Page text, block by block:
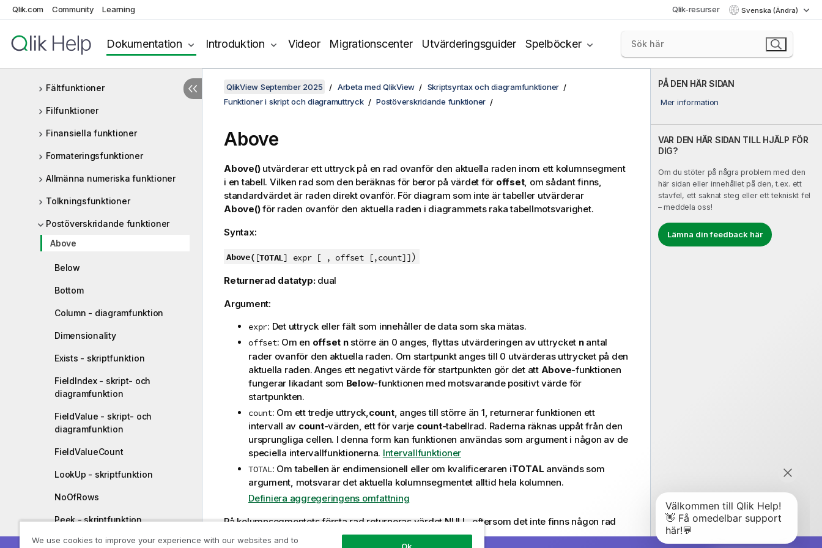
Qlik.com Community Learning Qlik-resurser Svenska (Ändra)
Dokumentation Introduktion Videor Migrationscenter Utvärderingsguider Spelböcker
Datum- och tidsfunktioner
Exponentiella och logaritmiska
Fältfunktioner
Filfunktioner
Finansiella funktioner
Formateringsfunktioner
Allmänna numeriska funktioner
Tolkningsfunktioner
Postöverskridande funktioner
Above
Below
Bottom
Column - diagramfunktion
Dimensionality
Exists - skriptfunktion
FieldIndex - skript- och
diagramfunktion
FieldValue - skript- och
diagramfunktion
FieldValueCount
LookUp - skriptfunktion
NoOfRows
Peek - skriptfunktion
Previous - skriptfunktion
PÅ DEN HÄR SIDAN
Mer information
VAR DEN HÄR SIDAN TILL HJÄLP FÖR
DIG?
Om du stöter på några problem med den
här sidan eller innehållet på den, t.ex. ett
stavfel, ett saknat steg eller ett tekniskt fel
– meddela oss!
Lämna din feedback här
QlikView September 2025 Arbeta med QlikView
Skriptsyntax och diagramfunktioner
Funktioner i skript och diagramuttryck
Postöverskridande funktioner
Above
Above()utvärderar ett uttryck på en rad ovanför den aktuella raden inom ett kolumnsegment
i en tabell. Vilken rad som den beräknas för beror på värdet för offset, om sådant finns,
standardvärdet är raden direkt ovanför. För diagram som inte är tabeller utvärderar
Above()för raden ovanför den aktuella raden i diagrammets raka tabellmotsvarighet.
Syntax:
Above( [TOTAL] expr [ , offset [,count]])
Returnerad datatyp: dual
Argument:
expr: Det uttryck eller fält som innehåller de data som ska mätas.
offset: Om en offset nstörre än 0 anges, flyttas utvärderingen av uttrycket nantal
rader ovanför den aktuella raden. Om startpunkt anges till 0 utvärderas uttrycket på den
aktuella raden. Anges ett negativt värde för startpunkten gör det att Above-funktionen
fungerar likadant som Below-funktionen med motsvarande positivt värde för
startpunkten.
count: Om ett tredje uttryck, count, anges till större än 1, returnerar funktionen ett
intervall av count-värden, ett för varje count-tabellrad. Raderna räknas uppåt från den
ursprungliga cellen. I denna form kan funktionen användas som argument i någon av de
speciella intervallfunktionerna. Intervallfunktioner
TOTAL: Om tabellen är endimensionell eller om kvalificeraren iTOTAL används som
argument, motsvarar det aktuella kolumnsegmentet alltid hela kolumnen.
Definiera aggregeringens omfattning
På kolumnsegmentets första rad returneras värdetNULL, eftersom det inte finns någon rad
ovanför denna.
We use cookies to improve your experience with our websites and to